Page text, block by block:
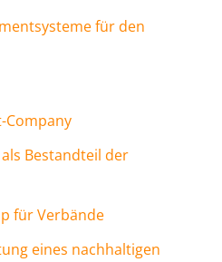
für den
Company
Bestandteil der
für Verbände
eines nachhaltigen